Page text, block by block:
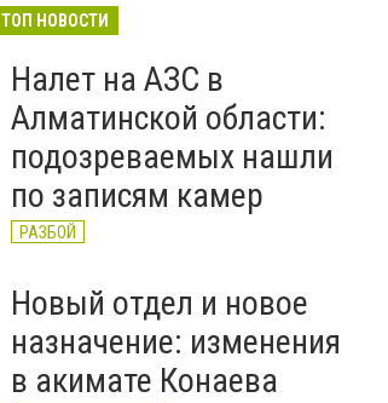
бытовых отходов
В Алматинской области
руководитель двух
стоматологических клиник
осужден за хищение
средств ОСМС
11:26
3 августа
ТОП НОВОСТИ
Налет на АЗС в
Алматинской области:
подозреваемых нашли
по записям камер
РАЗБОЙ
Новый отдел и новое
назначение: изменения
в акимате Конаева